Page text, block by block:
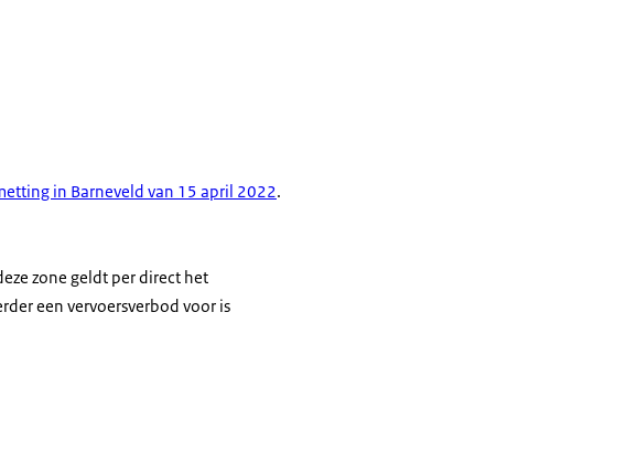
in Barneveld van 15 april 2022.
zone geldt per direct het
een vervoersverbod voor is